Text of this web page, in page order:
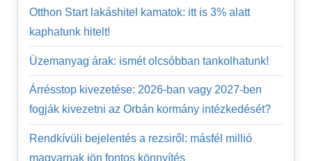
Otthon Start lakáshitel kamatok: itt is 3% alatt
kaphatunk hitelt!
Üzemanyag árak: ismét olcsóbban tankolhatunk!
Árrésstop kivezetése: 2026-ban vagy 2027-ben
fogják kivezetni az Orbán kormány intézkedését?
Rendkívüli bejelentés a rezsiről: másfél millió
magyarnak jön fontos könnyítés